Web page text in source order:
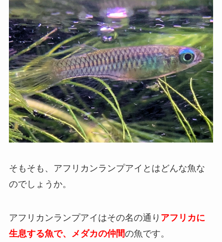
そもそも、アフリカンランプアイとはどんな魚な
のでしょうか。
アフリカンランプアイはその名の通り アフリカに
生息する魚で、 メダカの仲間の魚です。